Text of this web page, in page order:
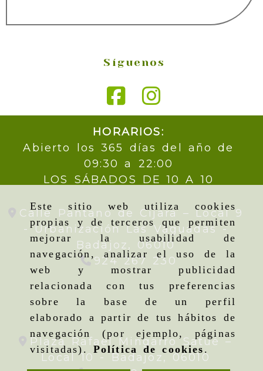
Este sitio web utiliza cookies
propias y de terceros que permiten
mejorar la usabilidad de
navegación, analizar el uso de la
web y mostrar publicidad
relacionada con tus preferencias
sobre la base de un perfil
elaborado a partir de tus hábitos de
navegación (por ejemplo, páginas
visitadas). Política de cookies .
Síguenos
HORARIOS:
Abierto los 365 días del año de
09:30 a 22:00
LOS SÁBADOS DE 10 A 10
Calle Pantano de Cijara – Local 9
- Urbanización Las Vaguadas -
Badajoz, 06010
924 267 230
Plaza Rafael Mingarro Satué –
Local 10 -
Badajoz, 06010